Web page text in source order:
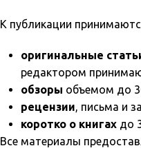
К публикации
оригинальные
редактором
обзоры объемом до
рецензии, письма и
коротко о книгах до
Все материалы